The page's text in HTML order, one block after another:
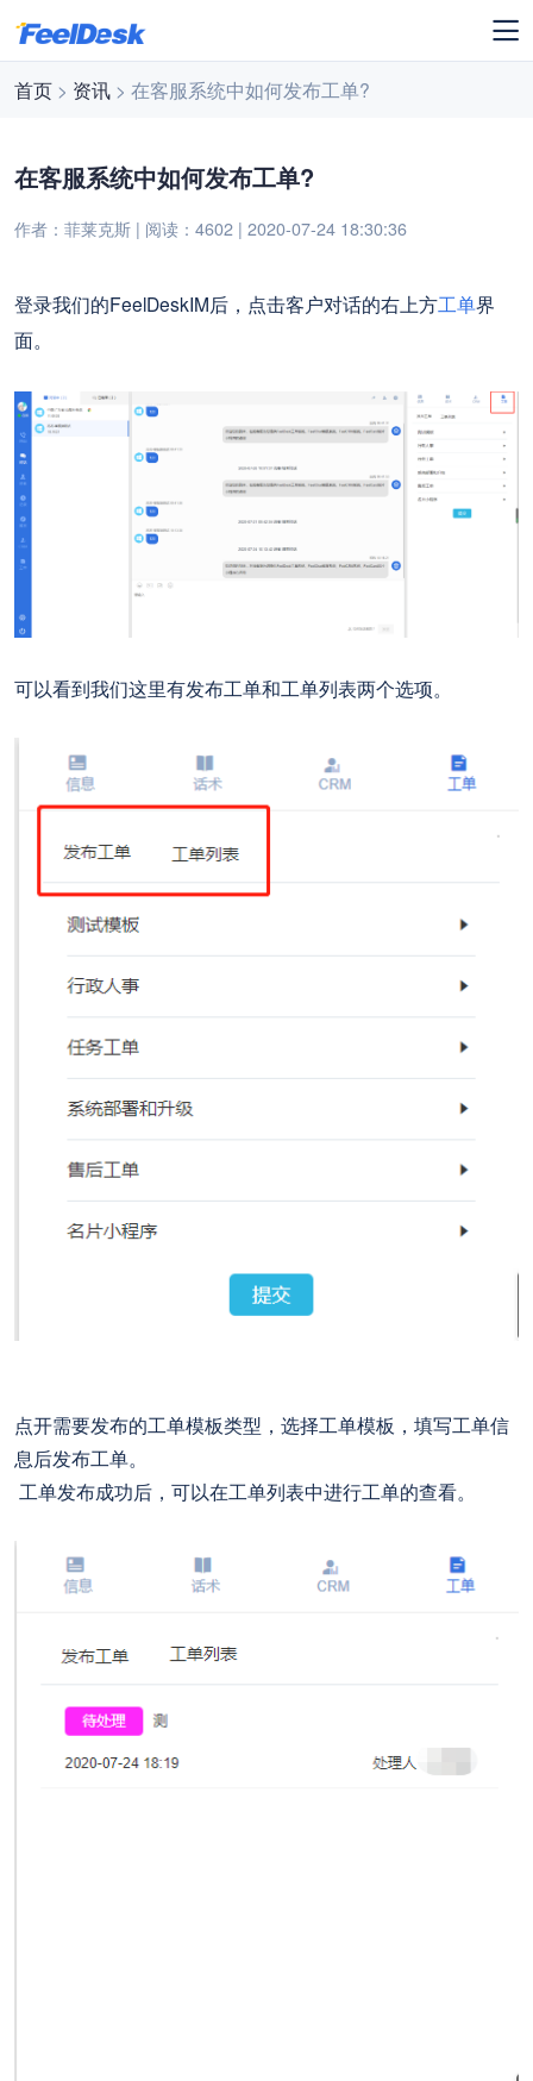
首页 > 资讯 > 在客服系统中如何发布工单?
在客服系统中如何发布工单?
作者：菲莱克斯 | 阅读：4602 | 2020-07-24 18:30:36
登录我们的FeelDeskIM后，点击客户对话的右上方工单界
面。
可以看到我们这里有发布工单和工单列表两个选项。
点开需要发布的工单模板类型，选择工单模板，填写工单信
息后发布工单。
工单发布成功后，可以在工单列表中进行工单的查看。